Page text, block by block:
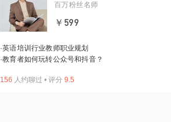
百万粉丝名师
￥599
·英语培训行业教师职业规划
·教育者如何玩转公众号和抖音？
156 人约聊过 • 评分 9.5